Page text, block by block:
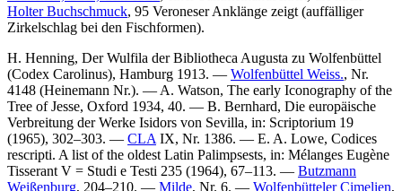
Holter Buchschmuck, 95 Veroneser Anklänge zeigt (auffälliger
Zirkelschlag bei den Fischformen).
H. Henning, Der Wulfila der Bibliotheca Augusta zu Wolfenbüttel
(Codex Carolinus), Hamburg 1913. — Wolfenbüttel Weiss., Nr.
4148 (Heinemann Nr.). — A. Watson, The early Iconography of the
Tree of Jesse, Oxford 1934, 40. — B. Bernhard, Die europäische
Verbreitung der Werke Isidors von Sevilla, in: Scriptorium 19
(1965), 302–303. — CLA IX, Nr. 1386. — E. A. Lowe, Codices
rescripti. A list of the oldest Latin Palimpsests, in: Mélanges Eugène
Tisserant V = Studi e Testi 235 (1964), 67–113. — Butzmann
Weißenburg, 204–210. — Milde, Nr. 6. — Wolfenbütteler Cimelien,